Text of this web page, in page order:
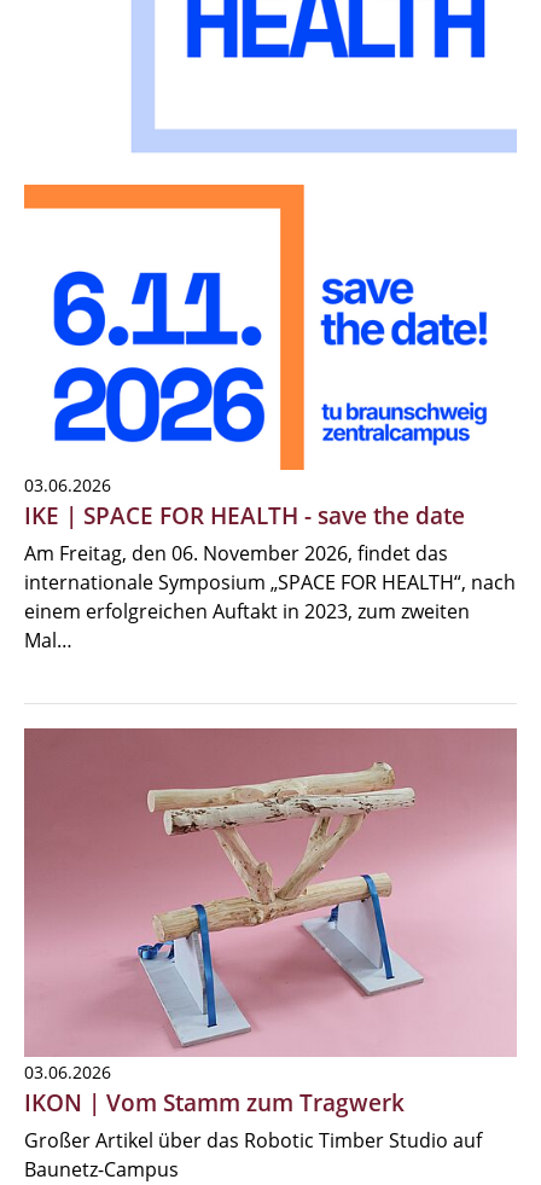
03.06.2026
IKE | SPACE FOR HEALTH - save the date
Am Freitag, den 06. November 2026, findet das
internationale Symposium „SPACE FOR HEALTH“, nach
einem erfolgreichen Auftakt in 2023, zum zweiten
Mal…
03.06.2026
IKON | Vom Stamm zum Tragwerk
Großer Artikel über das Robotic Timber Studio auf
Baunetz-Campus